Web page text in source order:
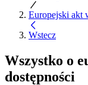
Europejski akt
Wstecz
Wszystko o
dostępności